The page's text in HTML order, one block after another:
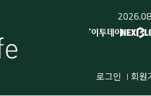
로그인 회원